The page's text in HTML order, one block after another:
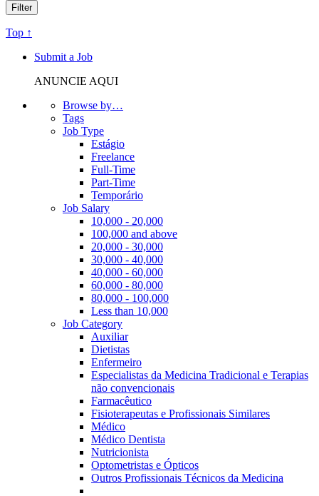
Top ↑
Submit a Job
ANUNCIE AQUI
Browse by…
Tags
Job Type
Estágio
Freelance
Full-Time
Part-Time
Temporário
Job Salary
10,000 - 20,000
100,000 and above
20,000 - 30,000
30,000 - 40,000
40,000 - 60,000
60,000 - 80,000
80,000 - 100,000
Less than 10,000
Job Category
Auxiliar
Dietistas
Enfermeiro
Especialistas da Medicina Tradicional e Terapias
não convencionais
Farmacêutico
Fisioterapeutas e Profissionais Similares
Médico
Médico Dentista
Nutricionista
Optometristas e Ópticos
Outros Profissionais Técnicos da Medicina